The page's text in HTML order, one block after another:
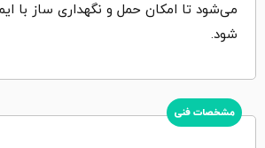
می‌شود تا امکان حمل و نگهداری ساز با
شود.
مشخصات فنی